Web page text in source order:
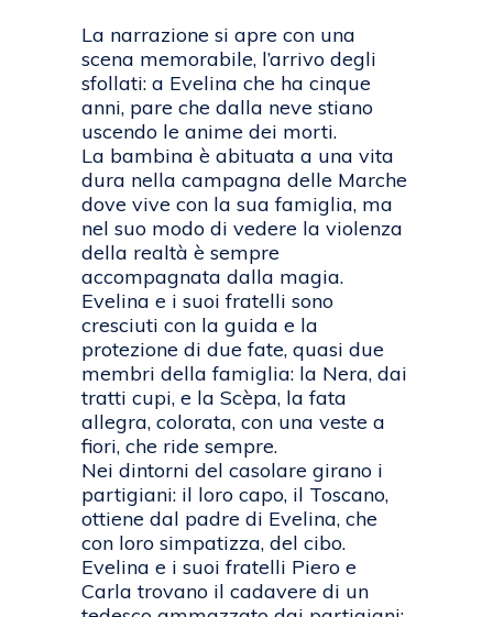
La narrazione si apre con una
scena memorabile, l’arrivo degli
sfollati: a Evelina che ha cinque
anni, pare che dalla neve stiano
uscendo le anime dei morti.
La bambina è abituata a una vita
dura nella campagna delle Marche
dove vive con la sua famiglia, ma
nel suo modo di vedere la violenza
della realtà è sempre
accompagnata dalla magia.
Evelina e i suoi fratelli sono
cresciuti con la guida e la
protezione di due fate, quasi due
membri della famiglia: la Nera, dai
tratti cupi, e la Scèpa, la fata
allegra, colorata, con una veste a
fiori, che ride sempre.
Nei dintorni del casolare girano i
partigiani: il loro capo, il Toscano,
ottiene dal padre di Evelina, che
con loro simpatizza, del cibo.
Evelina e i suoi fratelli Piero e
Carla trovano il cadavere di un